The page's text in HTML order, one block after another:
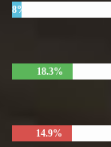
8%
18.3%
14.9%